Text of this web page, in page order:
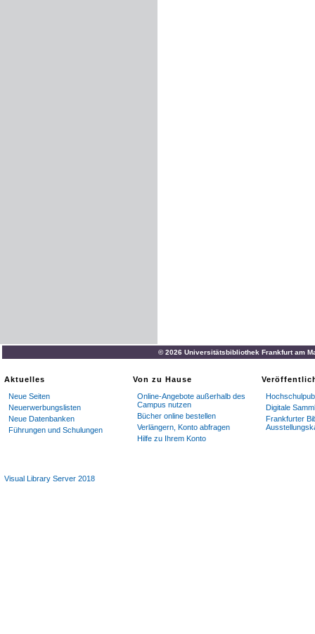
© 2026 Universitätsbibliothek Frankfurt am
Aktuelles
Neue Seiten
Neuerwerbungslisten
Neue Datenbanken
Führungen und Schulungen
Von zu Hause
Online-Angebote außerhalb des
Campus nutzen
Bücher online bestellen
Verlängern, Konto abfragen
Hilfe zu Ihrem Konto
Digitale
Frankfurter
Visual Library Server 2018